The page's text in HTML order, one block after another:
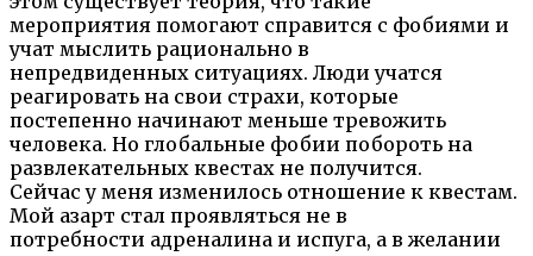
мероприятия помогают справится с фобиями и
учат мыслить рационально в
непредвиденных ситуациях. Люди учатся
реагировать на свои страхи, которые
постепенно начинают меньше тревожить
человека. Но глобальные фобии побороть на
развлекательных квестах не получится.
Сейчас у меня изменилось отношение к квестам.
Мой азарт стал проявляться не в
потребности адреналина и испуга, а в желании